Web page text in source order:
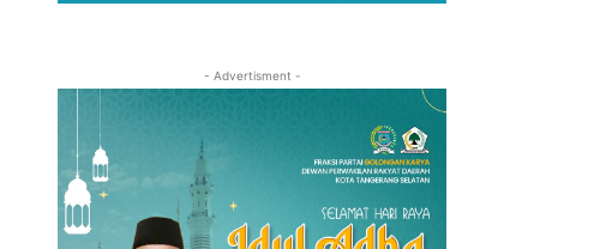
- Advertisment -